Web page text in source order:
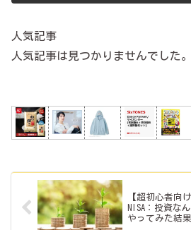
人気記事
人気記事は見つかりませんでした。
【超初心者向
NISA：投資な
やってみた結果